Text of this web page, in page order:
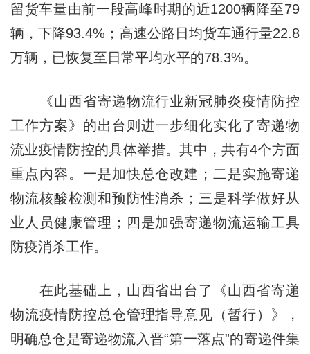
留货车量由前一段高峰时期的近1200辆降至79
辆，下降93.4%；高速公路日均货车通行量22.8
万辆，已恢复至日常平均水平的78.3%。
《山西省寄递物流行业新冠肺炎疫情防控
工作方案》的出台则进一步细化实化了寄递物
流业疫情防控的具体举措。其中，共有4个方面
重点内容。一是加快总仓改建；二是实施寄递
物流核酸检测和预防性消杀；三是科学做好从
业人员健康管理；四是加强寄递物流运输工具
防疫消杀工作。
在此基础上，山西省出台了《山西省寄递
物流疫情防控总仓管理指导意见（暂行）》，
明确总仓是寄递物流入晋“第一落点”的寄递件集